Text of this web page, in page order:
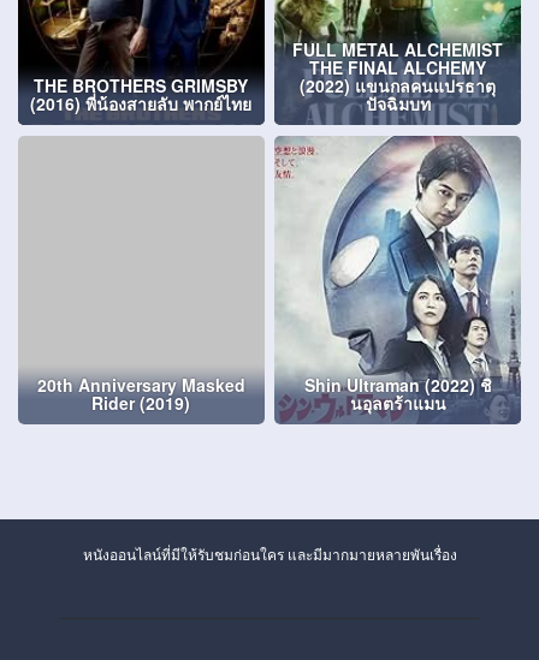
THE BROTHERS GRIMSBY
(2016) พี่น้องสายลับ พากย์ไทย
FULL METAL ALCHEMIST
THE FINAL ALCHEMY
(2022) แขนกลคนแปรธาตุ
ปัจฉิมบท
20th Anniversary Masked
Rider (2019)
Shin Ultraman (2022) ชิ
นอุลตร้าแมน
หนังออนไลน์ที่มีให้รับชมก่อนใคร และมีมากมายหลายพันเรื่อง